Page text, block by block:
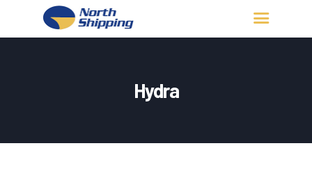
Hydra
KONTAKT OSS